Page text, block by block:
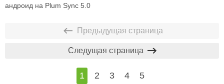
андроид на Plum Sync 5.0
Предыдущая страница
1 2 3 4 5
Следущая страница